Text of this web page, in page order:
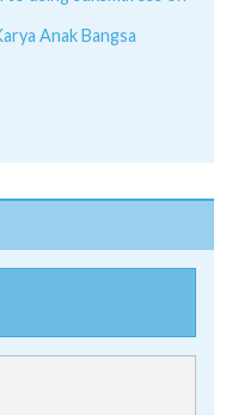
Anak Bangsa